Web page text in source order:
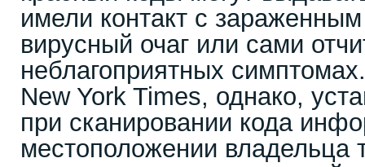
имели контакт с
вирусный очаг или сами
неблагоприятных
New York Times, однако,
при сканировании кода
местоположении владельца